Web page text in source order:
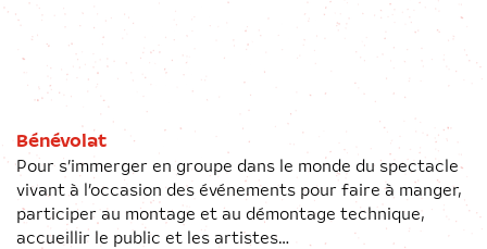
Bénévolat
Pour s’immerger en groupe dans le monde du spectacle
vivant à l’occasion des événements pour faire à manger,
participer au montage et au démontage technique,
accueillir le public et les artistes…